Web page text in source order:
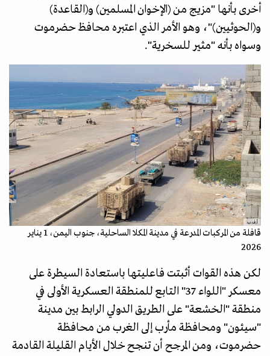
أخرى بأنها "مزيج من (الإخوان المسلمين) و(القاعدة)
و(الحوثيين)"، وهو الأمر الذي اعتبره محافظ حضرموت
وسواه بأنه "مثير للسخرية".
أ.ف.ب
قافلة من المركبات المدرعة في مدينة المكلا الساحلية، جنوب اليمن، 1 يناير
2026
لكن هذه القوات أثبتت فاعليتها باستعادة السيطرة على
معسكر "اللواء 37" التابع للمنطقة العسكرية الأولى في
منطقة "الخشعة" على الطريق الدولي الرابط بين مدينة
"سيئون" ومحافظة مأرب إلى الغرب من محافظة
حضرموت، ومن المرجح أن تنجح خلال الأيام القليلة القادمة